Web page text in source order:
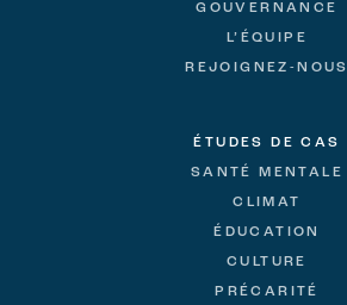
GOUVERNANCE
L’ÉQUIPE
REJOIGNEZ-NOUS
ÉTUDES DE CAS
SANTÉ MENTALE
CLIMAT
ÉDUCATION
CULTURE
PRÉCARITÉ